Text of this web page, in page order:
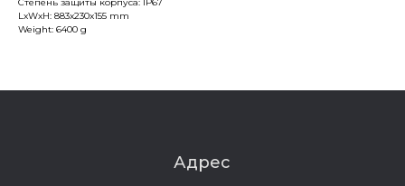
LxWxH: 883x230x155 mm
Weight: 6400 g
Адрес